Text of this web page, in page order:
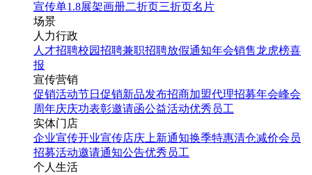
宣传单1.8展架画册二折页三折页名片
场景
人力行政
人才招聘校园招聘兼职招聘放假通知年会销售龙虎榜喜
报
宣传营销
促销活动节日促销新品发布招商加盟代理招募年会峰会
周年庆庆功表彰邀请函公益活动优秀员工
实体门店
企业宣传开业宣传店庆 上新通知换季特惠清仓减价会员
招募活动邀请通知公告优秀员工
个人生活